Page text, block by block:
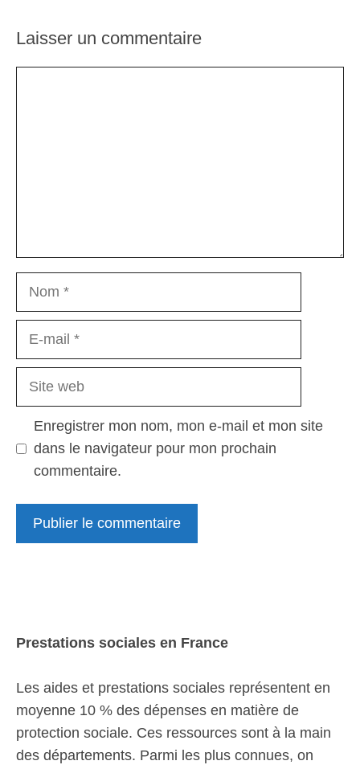
Laisser un commentaire
Nom
Site
Enregistrer mon nom, mon e-mail et mon site
dans le navigateur pour mon prochain
commentaire.
Prestations sociales en France
Les aides et prestations sociales représentent en
moyenne 10 % des dépenses en matière de
protection sociale. Ces ressources sont à la main
des départements. Parmi les plus connues, on